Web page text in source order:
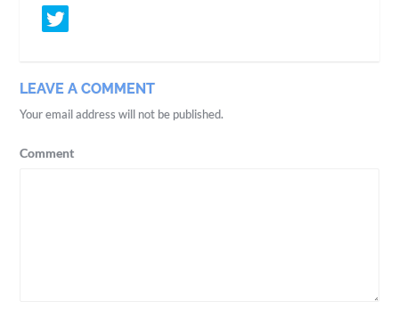
LEAVE A COMMENT
Your email address will not be published.
Comment